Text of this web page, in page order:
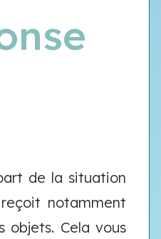
de la situation
notamment
objets. Cela vous